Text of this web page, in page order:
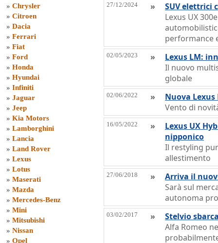
» Chrysler
» Citroen
» Dacia
» Ferrari
» Fiat
» Ford
» Honda
» Hyundai
» Infiniti
» Jaguar
» Jeep
» Kia Motors
» Lamborghini
» Lancia
» Land Rover
» Lexus
» Lotus
» Maserati
» Mazda
» Mercedes-Benz
» Mini
» Mitsubishi
» Nissan
» Opel
27/12/2024 »
SUV elettrici
Lexus UX
performance
02/05/2023 »
Lexus LM:
Il nuovo
globale
02/06/2022 »
Nuova
Vento di
16/05/2022 »
Lexus UX
nipponico
Il restyling
allestimento
27/06/2018 »
Arriva il
Sarà sul
autonoma
03/02/2017 »
Stelvio
Alfa Romeo